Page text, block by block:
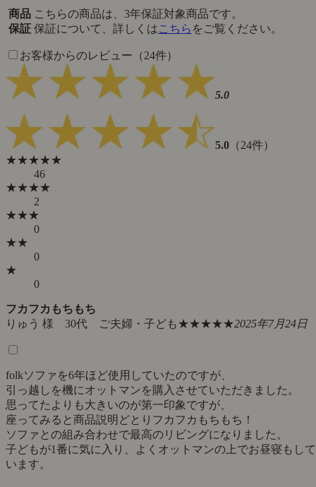
商品
保証
こちらの商品は、3年保証対象商品です。
保証について、詳しくはこちら をご覧ください。
お客様からのレビュー（24件）
5.0
5.0 （24件）
★★★★★
46
★★★★
2
★★★
0
★★
0
★
0
フカフカもちもち
りゅう 様 30代 ご夫婦・子ども★★★★★2025年7月24日
folkソファを6年ほど使用していたのですが、
引っ越しを機にオットマンを購入させていただきました。
思ってたよりも大きいのが第一印象ですが、
座ってみると商品説明どとりフカフカもちもち！
ソファとの組み合わせで最高のリビングになりました。
子どもが1番に気に入り、よくオットマンの上でお昼寝もして
います。